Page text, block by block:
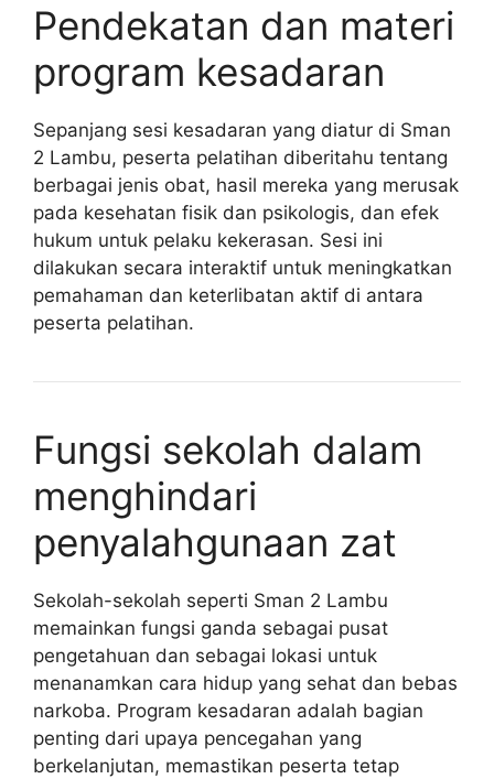
Pendekatan dan materi
program kesadaran
Sepanjang sesi kesadaran yang diatur di Sman
2 Lambu, peserta pelatihan diberitahu tentang
berbagai jenis obat, hasil mereka yang merusak
pada kesehatan fisik dan psikologis, dan efek
hukum untuk pelaku kekerasan. Sesi ini
dilakukan secara interaktif untuk meningkatkan
pemahaman dan keterlibatan aktif di antara
peserta pelatihan.
Fungsi sekolah dalam
menghindari
penyalahgunaan zat
Sekolah-sekolah seperti Sman 2 Lambu
memainkan fungsi ganda sebagai pusat
pengetahuan dan sebagai lokasi untuk
menanamkan cara hidup yang sehat dan bebas
narkoba. Program kesadaran adalah bagian
penting dari upaya pencegahan yang
berkelanjutan, memastikan peserta tetap